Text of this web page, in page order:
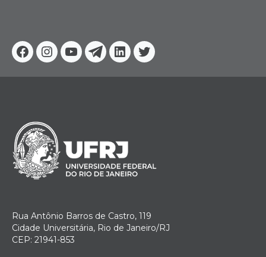
Facebook
Instagram
YoutubeTelegram
Linkedin
Twitter
Rua Antônio Barros de Castro, 119
Cidade Universitária, Rio de Janeiro/RJ
CEP: 21941-853